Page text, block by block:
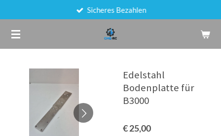
Hauptinhalt
springen
Sicheres Bezahlen
Edelstahl
Bodenplatte für
B3000
€ 25,00